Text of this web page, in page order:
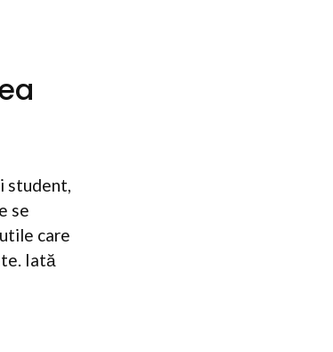
student,
se
care
Iată